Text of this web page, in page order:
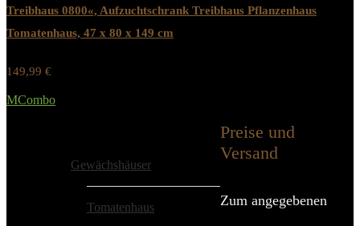
Treibhaus 0800«, Aufzuchtschrank Treibhaus Pflanzenhaus
Tomatenhaus, 47 x 80 x 149 cm
149,99 €
MCombo
Gewächshäuser
Tomatenhaus
Preise und
Versand
Zum angegebenen